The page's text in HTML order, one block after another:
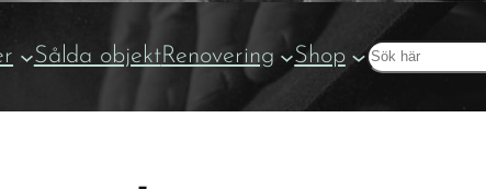
Sålda objektRenovering Shop Sök